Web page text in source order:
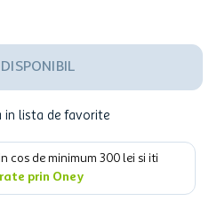
in lista de favorite
cos de minimum 300 lei si iti
prin Oney